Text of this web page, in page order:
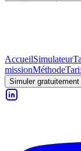
AccueilSimulateur
missionMéthode
Simuler gratuitement